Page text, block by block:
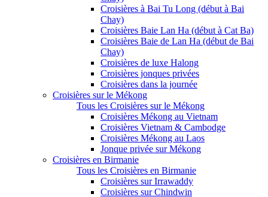
Croisières à Bai Tu Long (début à Bai
Chay)
Croisières Baie Lan Ha (début à Cat Ba)
Croisières Baie de Lan Ha (début de Bai
Chay)
Croisières de luxe Halong
Croisières jonques privées
Croisières dans la journée
Croisières sur le Mékong
Tous les Croisières sur le Mékong
Croisières Mékong au Vietnam
Croisières Vietnam & Cambodge
Croisières Mékong au Laos
Jonque privée sur Mékong
Croisières en Birmanie
Tous les Croisières en Birmanie
Croisières sur Irrawaddy
Croisières sur Chindwin